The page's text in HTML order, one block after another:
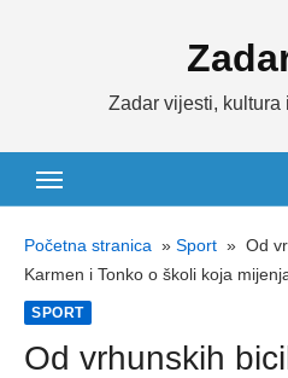
Zadar vijesti, kultura
Početna stranica » Sport » Od
Karmen i Tonko o školi koja
SPORT
Od vrhunskih